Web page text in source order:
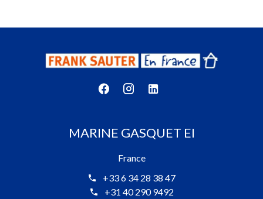
MARINE GASQUET EI
France
+33 6 34 28 38 47
+31 40 290 9492